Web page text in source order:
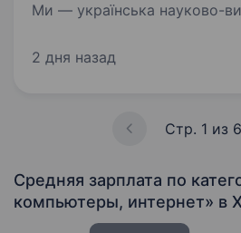
Ми — українська науково-
обладнання.
2 дня назад
Стр. 1 из 6
Средняя зарплата по
компьютеры, интернет» в